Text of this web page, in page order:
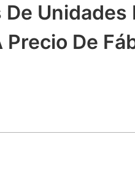
Unidades
De